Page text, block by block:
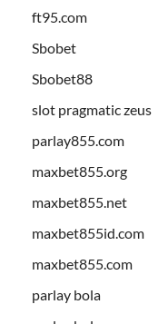
ft95.com
Sbobet
Sbobet88
slot pragmatic zeus
parlay855.com
maxbet855.org
maxbet855.net
maxbet855id.com
maxbet855.com
parlay bola